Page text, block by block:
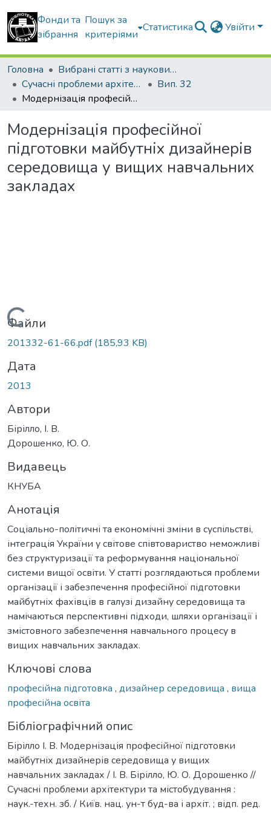
Фонди та
зібрання
Пошук за
критеріями
Статистика Увійти
Головна
Вибрані статті з наукових збірників КНУБА
Сучасні проблеми архітектури та містобудування
Вип. 32
Модернізація професійної підготовки майбутніх дизайнерів середовища у вищих навчальних закладах
Модернізація професійної
підготовки майбутніх дизайнерів
середовища у вищих навчальних
закладах
Вантажиться...
Файли
201332-61-66.pdf(185,93 KB)
Дата
2013
Автори
Бірілло, І. В.
Дорошенко, Ю. О.
Видавець
КНУБА
Анотація
Соціально-політичні та економічні зміни в суспільстві,
інтеграція України у світове співтовариство неможливі
без структуризації та реформування національної
системи вищої освіти. У статті розглядаються проблеми
організації і забезпечення професійної підготовки
майбутніх фахівців в галузі дизайну середовища та
намічаються перспективні підходи, шляхи організації і
змістовного забезпечення навчального процесу в
вищих навчальних закладах.
Ключові слова
професійна підготовка , дизайнер середовища , вища
професійна освіта
Бібліографічний опис
Бірілло І. В. Модернізація професійної підготовки
майбутніх дизайнерів середовища у вищих
навчальних закладах / І. В. Бірілло, Ю. О. Дорошенко //
Сучасні проблеми архітектури та містобудування :
наук.-техн. зб. / Київ. нац. ун-т буд-ва і архіт. ; відп. ред.